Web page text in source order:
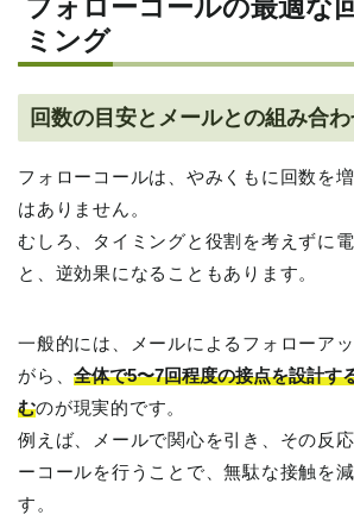
フォローコールの最適な
ミング
回数の目安とメールとの組み合
フォローコールは、やみくもに回数を
はありません。
むしろ、タイミングと役割を考えずに
と、逆効果になることもあります。
一般的には、メールによるフォローア
がら、全体で5〜7回程度の接点を設計す
むのが現実的です。
例えば、メールで関心を引き、その反
ーコールを行うことで、無駄な接触を
す。